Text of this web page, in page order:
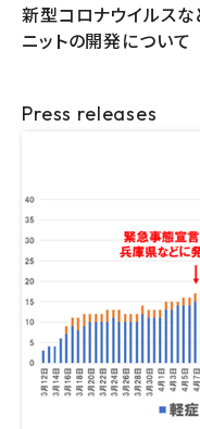
新型コロナウイルス
ニットの開発について
Press releases